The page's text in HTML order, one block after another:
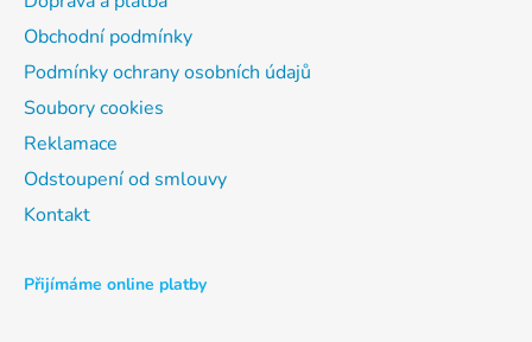
Obchodní podmínky
Podmínky ochrany osobních údajů
Soubory cookies
Reklamace
Odstoupení od smlouvy
Kontakt
Přijímáme online platby